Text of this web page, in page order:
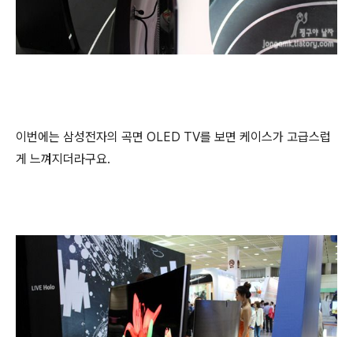
이번에는 삼성전자의 곡면 OLED TV를 보면 케이스가 고급스럽
게 느껴지더라구요.